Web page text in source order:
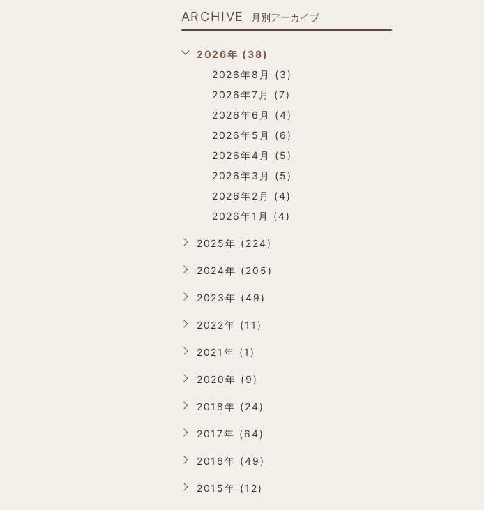
ARCHIVE 月別アーカイブ
2026年 (38)
2026年8月 (3)
2026年7月 (7)
2026年6月 (4)
2026年5月 (6)
2026年4月 (5)
2026年3月 (5)
2026年2月 (4)
2026年1月 (4)
2025年 (224)
2024年 (205)
2023年 (49)
2022年 (11)
2021年 (1)
2020年 (9)
2018年 (24)
2017年 (64)
2016年 (49)
2015年 (12)